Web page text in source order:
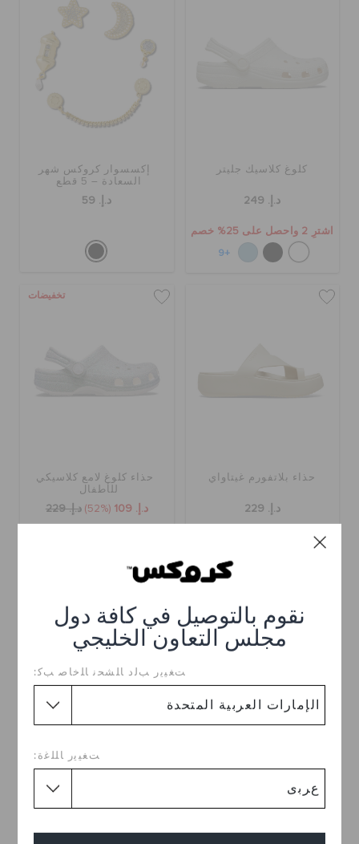
نقوم بالتوصيل في كافة دول
مجلس التعاون الخليجي
ﺖﻐﻴﻳﺭ ﺐﻟﺩ ﺎﻠﺸﺤﻧ ﺎﻠﺧﺎﺻ ﺐﻛ:
ﺖﻐﻴﻳﺭ ﺎﻠﻠﻏﺓ:
كلوغ كلاسيك جليتر
د.إ. 249
اشترِ 2 واحصل على 25% خصم
+9
إكسسوار كروكس شهر
السعادة – 5 قطع
د.إ. 59
حذاء بلاتفورم غيتاواي
د.إ. 229
اشترِ 2 واحصل على 25% خصم
+5
تخفيضات
حذاء كلوغ لامع كلاسيكي
للأطفال
د.إ. 109 (52%) د.إ. 229
حذاء كلوغ لامع كلاسيكي حذاء بلاتفورم غيتاواي